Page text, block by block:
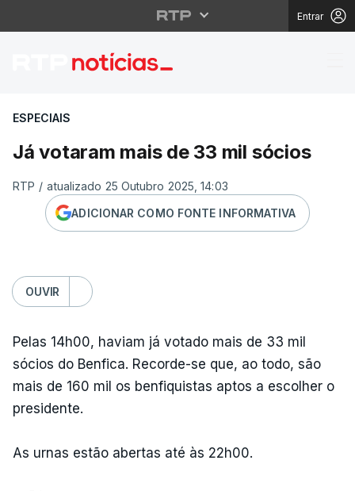
Entrar
Já votaram mais de
ESPECIAIS
Já votaram mais de 33 mil sócios
RTP / atualizado 25 Outubro 2025, 14:03
ADICIONAR COMO FONTE INFORMATIVA
OUVIR
Pelas 14h00, haviam já votado mais de 33 mil
sócios do Benfica. Recorde-se que, ao todo, são
mais de 160 mil os benfiquistas aptos a escolher o
presidente.
As urnas estão abertas até às 22h00.